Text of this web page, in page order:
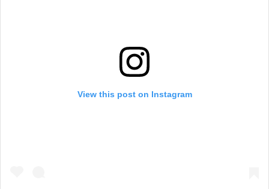
View this post on Instagram